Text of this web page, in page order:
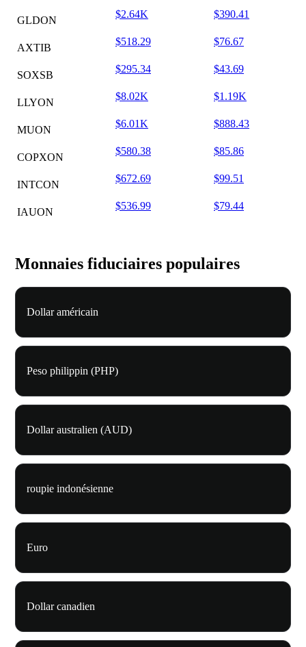
GLDON
$2.64K $390.41
AXTIB
$518.29 $76.67
SOXSB
$295.34 $43.69
LLYON
$8.02K $1.19K
MUON
$6.01K $888.43
COPXON
$580.38 $85.86
INTCON
$672.69 $99.51
IAUON
$536.99 $79.44
Monnaies fiduciaires populaires
Dollar américain
Peso philippin (PHP)
Dollar australien (AUD)
roupie indonésienne
Euro
Dollar canadien